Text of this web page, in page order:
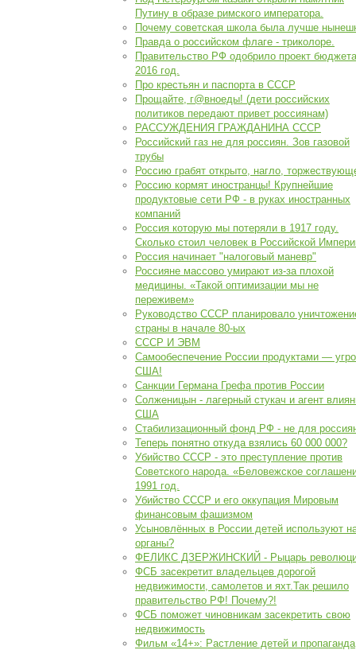
Путину в образе римского императора.
Почему советская школа была лучше
Правда о российском флаге - триколоре.
Правительство РФ одобрило проект
2016 год.
Про крестьян и паспорта в СССР
Прощайте, г@вноеды! (дети российских
политиков передают привет россиянам)
РАССУЖДЕНИЯ ГРАЖДАНИНА СССР
Российский газ не для россиян. Зов газовой
трубы
Россию грабят открыто, нагло,
Россию кормят иностранцы! Крупнейшие
продуктовые сети РФ - в руках иностранных
компаний
Россия которую мы потеряли в 1917 году.
Сколько стоил человек в Российской
Россия начинает "налоговый маневр"
Россияне массово умирают из-за плохой
медицины. «Такой оптимизации мы не
переживем»
Руководство СССР планировало
страны в начале 80-ых
СССР И ЭВМ
Самообеспечение России продуктами —
США!
Санкции Германа Грефа против России
Солженицын - лагерный стукач и агент
США
Стабилизационный фонд РФ - не для
Теперь понятно откуда взялись 60 000 000?
Убийство СССР - это преступление против
Советского народа. «Беловежское
1991 год.
Убийство СССР и его оккупация Мировым
финансовым фашизмом
Усыновлённых в России детей используют
органы?
ФЕЛИКС ДЗЕРЖИНСКИЙ - Рыцарь
ФСБ засекретит владельцев дорогой
недвижимости, самолетов и яхт.Так решило
правительство РФ! Почему?!
ФСБ поможет чиновникам засекретить свою
недвижимость
Фильм «14+»: Растление детей и пропаганда